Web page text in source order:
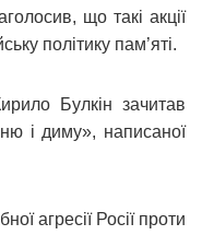
що такі акції
політику пам’яті.
Булкін зачитав
і диму», написаної
агресії Росії проти